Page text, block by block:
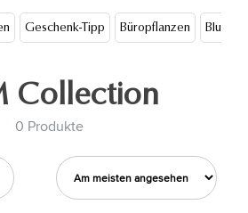
Geschenk-Tipp Büropflanzen
Collection
0 Produkte